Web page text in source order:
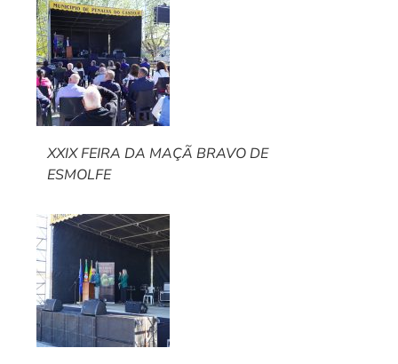
XXIX FEIRA DA MAÇÃ BRAVO DE
ESMOLFE